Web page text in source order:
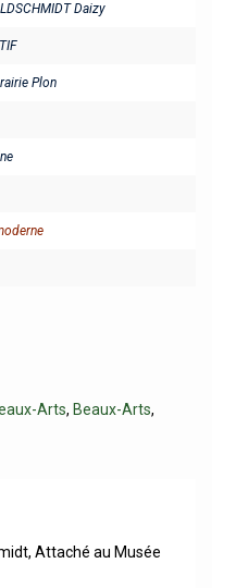
Daizy
Plon
Arts, Beaux-Arts,
Attaché au Musée